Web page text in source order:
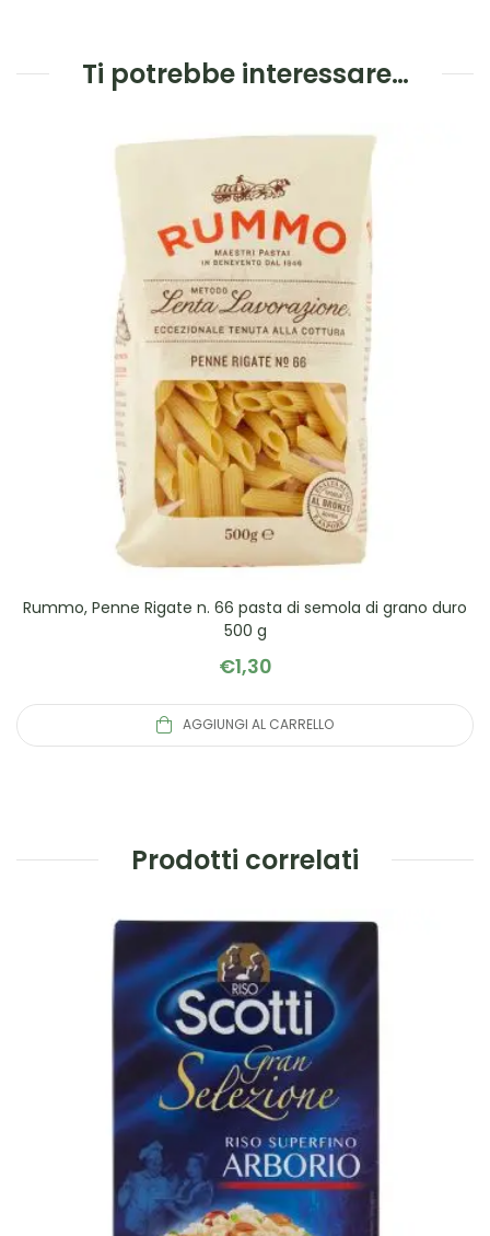
Ti potrebbe interessare…
Rummo, Penne Rigate n. 66 pasta di semola di grano duro
500 g
€1,30
AGGIUNGI AL CARRELLO
Prodotti correlati